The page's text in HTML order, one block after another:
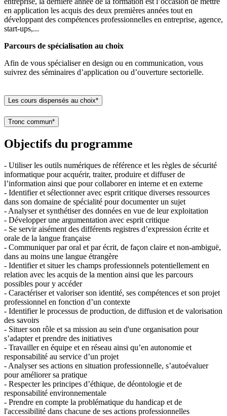
en application les acquis des deux premières années tout en
développant des compétences professionnelles en entreprise, agence,
start-ups,...
Parcours de spécialisation au choix
Afin de vous spécialiser en design ou en communication, vous
suivrez des séminaires d’application ou d’ouverture sectorielle.
Les cours dispensés au choix*
Tronc commun*
Objectifs du programme
- Utiliser les outils numériques de référence et les règles de sécurité
informatique pour acquérir, traiter, produire et diffuser de
l’information ainsi que pour collaborer en interne et en externe
- Identifier et sélectionner avec esprit critique diverses ressources
dans son domaine de spécialité pour documenter un sujet
- Analyser et synthétiser des données en vue de leur exploitation
- Développer une argumentation avec esprit critique
- Se servir aisément des différents registres d’expression écrite et
orale de la langue française
- Communiquer par oral et par écrit, de façon claire et non-ambiguë,
dans au moins une langue étrangère
- Identifier et situer les champs professionnels potentiellement en
relation avec les acquis de la mention ainsi que les parcours
possibles pour y accéder
- Caractériser et valoriser son identité, ses compétences et son projet
professionnel en fonction d’un contexte
- Identifier le processus de production, de diffusion et de valorisation
des savoirs
- Situer son rôle et sa mission au sein d'une organisation pour
s’adapter et prendre des initiatives
- Travailler en équipe et en réseau ainsi qu’en autonomie et
responsabilité au service d’un projet
- Analyser ses actions en situation professionnelle, s’autoévaluer
pour améliorer sa pratique
- Respecter les principes d’éthique, de déontologie et de
responsabilité environnementale
- Prendre en compte la problématique du handicap et de
l'accessibilité dans chacune de ses actions professionnelles